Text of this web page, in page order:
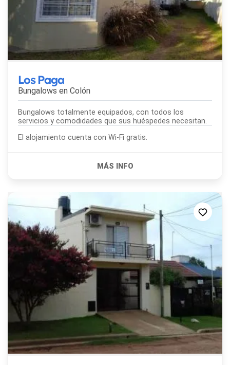
Los Paga
Bungalows en Colón
Bungalows totalmente equipados, con todos los
servicios y comodidades que sus huéspedes necesitan.
El alojamiento cuenta con Wi-Fi gratis.